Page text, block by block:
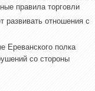
правила торговли
развивать отношения с
Ереванского полка
со стороны